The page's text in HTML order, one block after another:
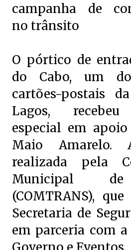
campanha de
no trânsito
O pórtico de
do Cabo, um
cartões-postais
Lagos,
especial em
Maio
realizada pela
Municipal
(COMTRANS),
Secretaria de
em parceria com a